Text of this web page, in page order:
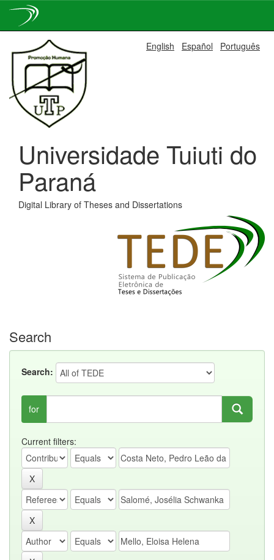
navigation
English Español Português
Universidade Tuiuti do
Paraná
Digital Library of Theses and Dissertations
Search
Search:
for
Current filters: